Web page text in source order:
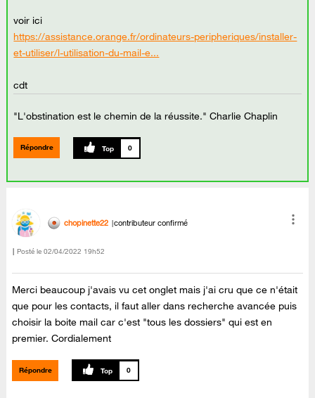
voir ici
https://assistance.orange.fr/ordinateurs-peripheriques/installer-
et-utiliser/l-utilisation-du-mail-e...
cdt
"L'obstination est le chemin de la réussite." Charlie Chaplin
Répondre 0
chopinette22 contributeur confirmé
Posté le ‎02/04/2022 19h52
Merci beaucoup j'avais vu cet onglet mais j'ai cru que ce n'était
que pour les contacts, il faut aller dans recherche avancée puis
choisir la boite mail car c'est "tous les dossiers" qui est en
premier. Cordialement
Répondre 0